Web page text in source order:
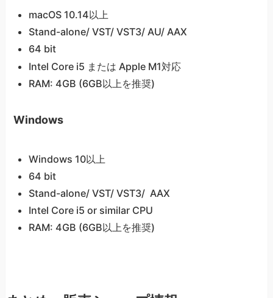
macOS 10.14以上
Stand-alone/ VST/ VST3/ AU/ AAX
64 bit
Intel Core i5 または Apple M1対応
RAM: 4GB (6GB以上を推奨)
Windows
Windows 10以上
64 bit
Stand-alone/ VST/ VST3/ AAX
Intel Core i5 or similar CPU
RAM: 4GB (6GB以上を推奨)